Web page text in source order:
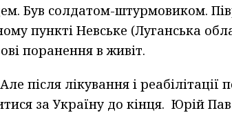
Був солдатом-штурмовиком.
пункті Невське (Луганська
поранення в живіт.
після лікування і
за Україну до кінця. Юрій